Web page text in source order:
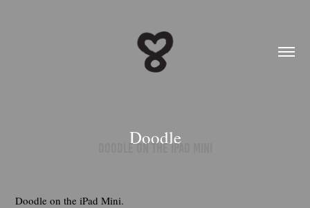
Doodle
Doodle on the ipad mini
Doodle on the iPad Mini.